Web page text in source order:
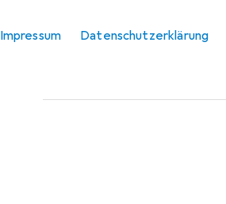
Impressum Datenschutzerklärung
Beliebt Schuhpflegemittel